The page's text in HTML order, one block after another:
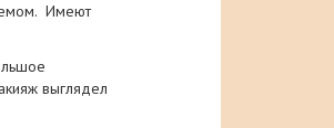
Имеют
выглядел